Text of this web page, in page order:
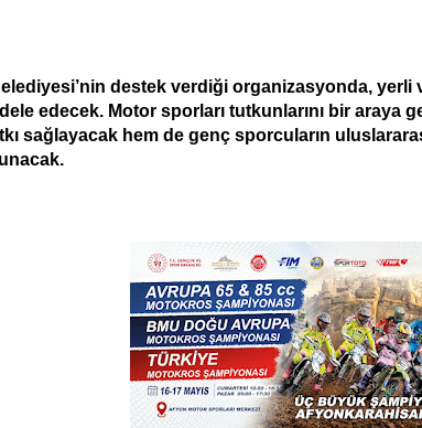
destek verdiği organizasyonda, yerli
edecek. Motor sporları tutkunlarını bir araya
sağlayacak hem de genç sporcuların